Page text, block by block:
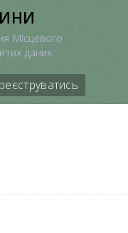
Місцевого
даних